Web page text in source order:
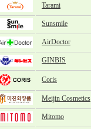
Tarami
Sunsmile
AirDoctor
GINBIS
Coris
Meijin Cosmetics
Mitomo